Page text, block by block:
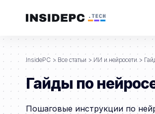
InsidePC > Все статьи >ИИ и нейросети>
Гайды по
Пошаговые инструкции по